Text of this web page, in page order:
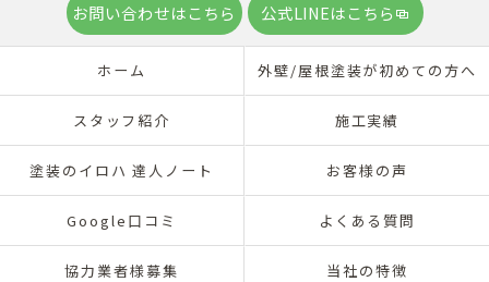
お問い合わせはこちら 公式LINEはこちら
ホーム 外壁/屋根塗装が初めての方へ
スタッフ紹介 施工実績
塗装のイロハ 達人ノート お客様の声
Google口コミ よくある質問
協力業者様募集 当社の特徴